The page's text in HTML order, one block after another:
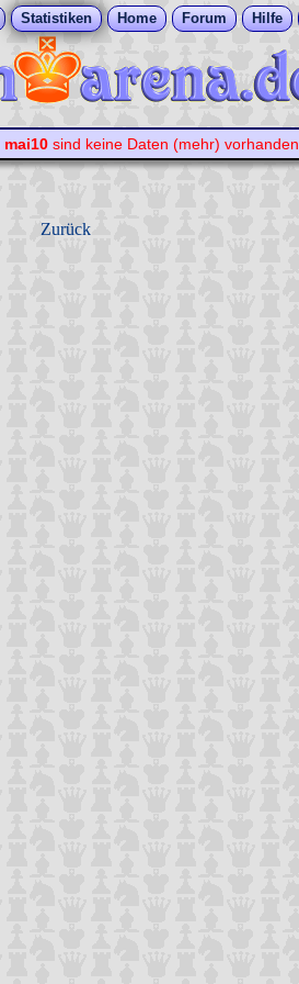
Statistiken Home Forum Hilfe
mai10sind keine Daten (mehr) vorhanden.
Zurück